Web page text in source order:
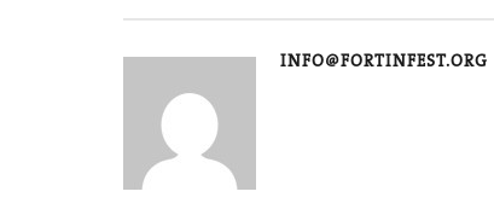
INFO@FORTINFEST.ORG